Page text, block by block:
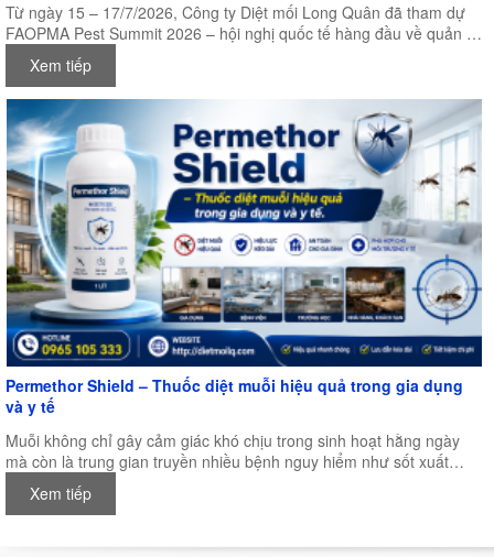
Từ ngày 15 – 17/7/2026, Công ty Diệt mối Long Quân đã tham dự
FAOPMA Pest Summit 2026 – hội nghị quốc tế hàng đầu về quản lý
và kiểm soát dịch hại khu vực Châu Á – Thái Bình Dương, được tổ
chức tại Trung tâm Hội nghị Quốc tế New Zealand (NZICC),
Auckland, New Zealand.
Xem tiếp
Permethor Shield – Thuốc diệt muỗi hiệu quả trong gia dụng
và y tế
Muỗi không chỉ gây cảm giác khó chịu trong sinh hoạt hằng ngày
mà còn là trung gian truyền nhiều bệnh nguy hiểm như sốt xuất
huyết, sốt rét, viêm não Nhật Bản, Zika và nhiều bệnh truyền nhiễm
khác. Đặc biệt trong điều kiện khí hậu nóng ẩm của Việt Nam, muỗi
càng trở nên cấp thiết.
Xem tiếp